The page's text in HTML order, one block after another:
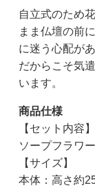
自立式のため
まま仏壇の前
に迷う心配が
だからこそ気
います。
商品仕様
【セット内容】
ソープフラワ
【サイズ】
本体：高さ約